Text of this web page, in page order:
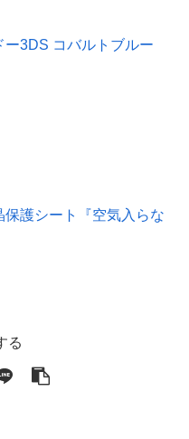
3DS コバルトブルー
護シート『空気入らな
る